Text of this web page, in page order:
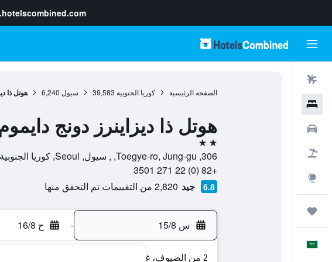
الصفحة الرئيسية كوريا الجنوبية 39,583 سيول 6,240 هوتل ذا
هوتل ذا ديزاينرز دونج
2 نجمتين
306, Toegye-ro, Jung-gu, , سيول, Seoul, كوريا الجنوبية
+82 (0) 22 271 3501
6.8 جيد 2,820 من التقييمات تم التحقق منها
س 15/8 - ح 16/8
2 من الضيوف، غرفة واحدة